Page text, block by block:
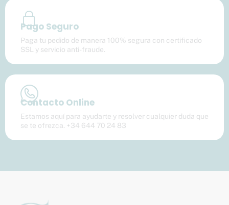
Pago Seguro
Paga tu pedido de manera 100% segura con certificado
SSL y servicio anti-fraude.
Contacto Online
Estamos aquí para ayudarte y resolver cualquier duda que
se te ofrezca. +34 644 70 24 83